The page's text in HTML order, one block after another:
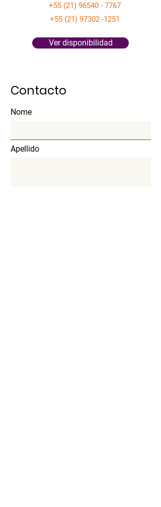
+55 (21) 96540 - 7767
+55 (21) 97302 -1251
Ver disponibilidad
Contacto
Nome
Apellido